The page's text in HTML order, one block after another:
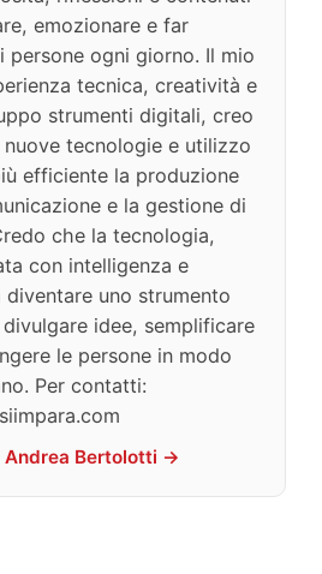
emozionare e far
persone ogni giorno. Il mio
tecnica, creatività e
strumenti digitali, creo
tecnologie e utilizzo
efficiente la produzione
e la gestione di
che la tecnologia,
con intelligenza e
diventare uno strumento
idee, semplificare
le persone in modo
Per contatti:
Bertolotti →